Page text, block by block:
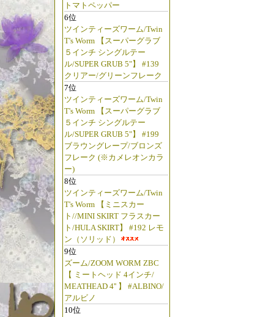
トマトペッパー
6位
ツインティーズワーム/Twin
T's Worm 【スーパーグラブ
５インチ シングルテー
ル/SUPER GRUB 5"】 #139
クリアー/グリーンフレーク
7位
ツインティーズワーム/Twin
T's Worm 【スーパーグラブ
５インチ シングルテー
ル/SUPER GRUB 5"】 #199
ブラウングレープ/ブロンズ
フレーク (※カメレオンカラ
ー)
8位
ツインティーズワーム/Twin
T's Worm 【ミニスカー
ト//MINI SKIRT フラスカー
ト/HULA SKIRT】 #192 レモ
ン（ソリッド）
9位
ズーム/ZOOM WORM ZBC
【 ミートヘッド 4インチ/
MEATHEAD 4'' 】 #ALBINO/
アルビノ
10位